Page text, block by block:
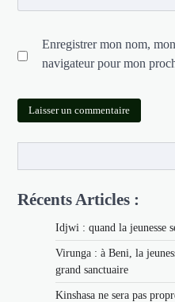
Enregistrer mon nom,
navigateur pour mon
Récents Articles :
Idjwi : quand la jeunesse
Virunga : à Beni, la
grand sanctuaire
Kinshasa ne sera pas